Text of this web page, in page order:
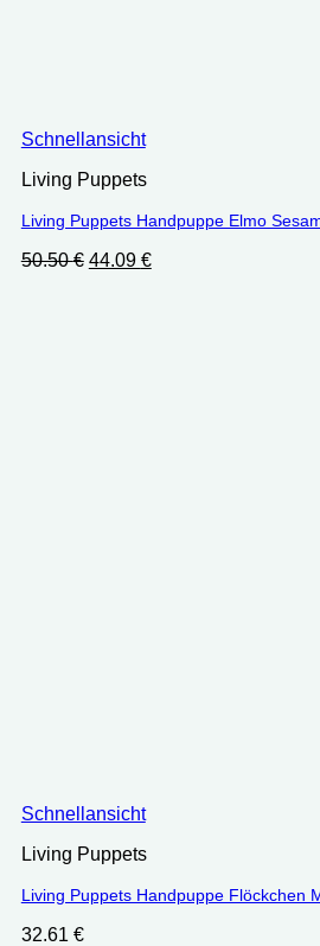
Schnellansicht
Living Puppets
Living Puppets Handpuppe Elmo
50.50€ Ursprünglicher
44.09 €Aktueller
Schnellansicht
Living Puppets
Living Puppets Handpuppe Flöckchen
32.61 €